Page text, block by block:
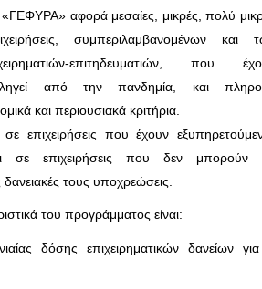
αφορά μεσαίες, μικρές, πολύ
συμπεριλαμβανομένων και
επιτηδευματιών, που
από την πανδημία, και
και περιουσιακά κριτήρια.
επιχειρήσεις που έχουν
σε επιχειρήσεις που δεν μπορούν
τους υποχρεώσεις.
του προγράμματος είναι:
δόσης επιχειρηματικών δανείων